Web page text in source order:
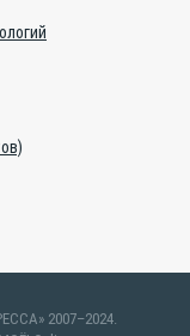
2007–2024.